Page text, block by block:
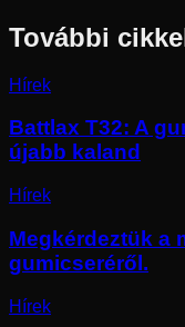
További
Hírek
Battlax T32: A
újabb kaland
Hírek
Megkérdeztük a
gumicseréről.
Hírek